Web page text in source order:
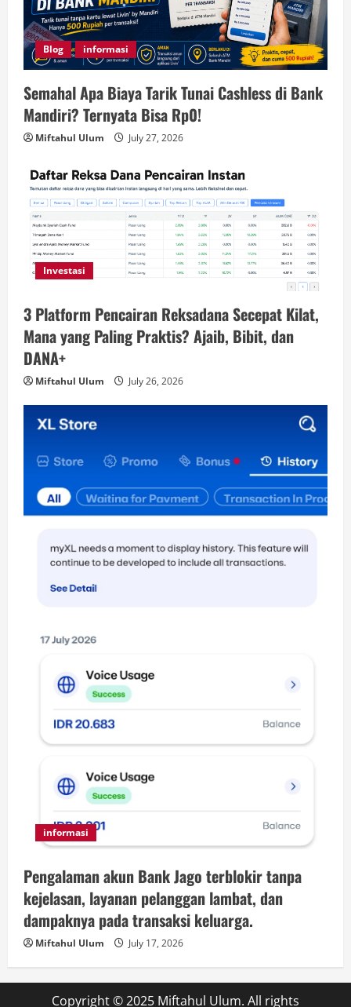
Blog informasi
Semahal Apa Biaya Tarik Tunai Cashless di Bank
Mandiri? Ternyata Bisa Rp0!
Miftahul Ulum July 27, 2026
Investasi
3 Platform Pencairan Reksadana Secepat Kilat,
Mana yang Paling Praktis? Ajaib, Bibit, dan
DANA+
Miftahul Ulum July 26, 2026
informasi
Pengalaman akun Bank Jago terblokir tanpa
kejelasan, layanan pelanggan lambat, dan
dampaknya pada transaksi keluarga.
Miftahul Ulum July 17, 2026
Copyright © 2025 Miftahul Ulum. All rights